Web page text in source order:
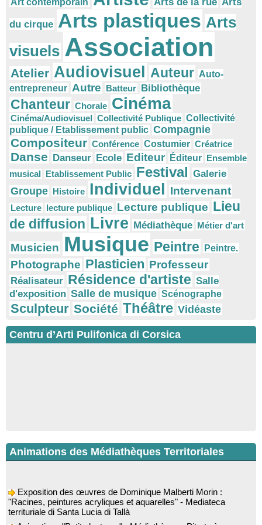
Art contemporain Arts de la rue
du cirque Arts plastiques Arts
visuels Association
Atelier Audiovisuel Auteur Auto-
entrepreneur Autre Batteur Bibliothèque
Chanteur Chorale Cinéma
Cinéma/Audiovisuel Collectivité Publique Collectivité
publique / Etablissement public Compagnie
Compositeur Conférence Costumier Créatrice
Danse Danseur Ecole Editeur Éditeur Ensemble
musical Etablissement Public Festival Galerie
Groupe Histoire Individuel Intervenant
Lecture lecture publique Lecture publique Lieu
de diffusion Livre Médiathèque Métier d'art
Musicien Musique Peintre Peintre.
Photographe Plasticien Professeur
Réalisateur Résidence d'artiste Salle
d'exposition Salle de musique Scénographe
Sculpteur Société Théâtre Vidéaste
Centru d’Arti Pulifonica di Corsica
Animations des Médiathèques Territoriales
"Racines, peintures acryliques et aquarelles" - Mediateca
territuriale di Santa Lucia di Tallà